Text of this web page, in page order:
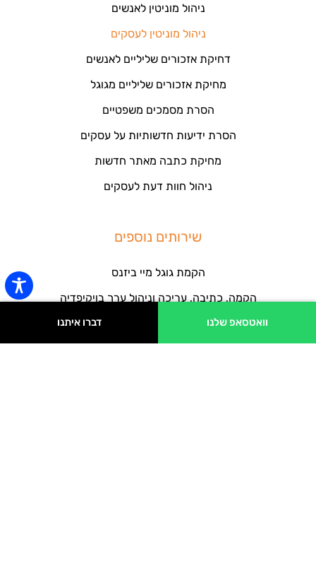
וואטסאפ שלנו דברו איתנו
ניהול מוניטין לאנשים
ניהול מוניטין לעסקים
דחיקת אזכורים שליליים לאנשים
מחיקת אזכורים שליליים מגוגל
הסרת מסמכים משפטיים
הסרת ידיעות חדשותיות על עסקים
מחיקת כתבה מאתר חדשות
ניהול חוות דעת לעסקים
שירותים נוספים
הקמת גוגל מיי ביזנס
הקמה, כתיבה, עריכה וניהול ערך בויקיפדיה
יחסי ציבור באינטרנט לעסקים